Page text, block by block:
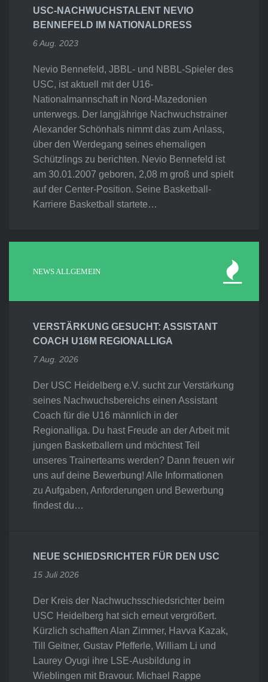
USC-NACHWUCHSTALENT NEVIO
BENNEFELD IM NATIONALDRESS
6 Aug. 2023
Nevio Bennefeld, JBBL- und NBBL-Spieler des
USC, ist aktuell mit der U16-
Nationalmannschaft in Nord-Mazedonien
unterwegs. Der langjährige Nachwuchstrainer
Alexander Schönhals nimmt das zum Anlass,
über den Werdegang seines ehemaligen
Schützlings zu berichten. Nevio Bennefeld ist
am 30.01.2007 geboren, 2,08 m groß und spielt
auf der Center-Position. Seine Basketball-
Karriere Basketball startete…
NEWS ALLGEMEIN
VERSTÄRKUNG GESUCHT: ASSISTANT
COACH U16M REGIONALLIGA
7 Aug. 2026
Der USC Heidelberg e.V. sucht zur Verstärkung
seines Nachwuchsbereichs einen Assistant
Coach für die U16 männlich in der
Regionalliga. Du hast Freude an der Arbeit mit
jungen Basketballern und möchtest Teil
unseres Trainerteams werden? Dann freuen wir
uns auf deine Bewerbung! Alle Informationen
zu Aufgaben, Anforderungen und Bewerbung
findest du…
NEUE SCHIEDSRICHTER FÜR DEN USC
15 Juli 2026
Der Kreis der Nachwuchsschiedsrichter beim
USC Heidelberg hat sich erneut vergrößert.
Kürzlich schafften Alan Zimmer, Havva Kazak,
Till Geitner, Gustav Pfefferle, William Li und
Laurey Oyugi ihre LSE-Ausbildung in
Wieblingen mit Bravour. Michael Rappe